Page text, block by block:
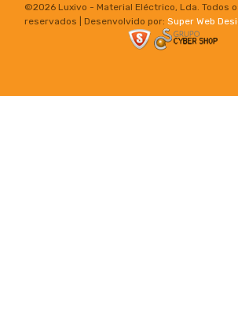
©2026 Luxivo - Material Eléctrico, Lda. Todos
reservados | Desenvolvido por: Super Web